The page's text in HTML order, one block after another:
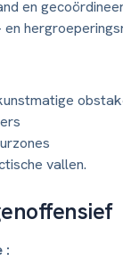
en
vallen.
: